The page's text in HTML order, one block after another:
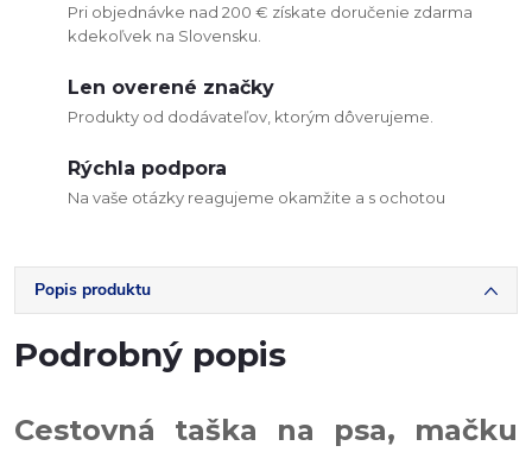
Pri objednávke nad 200 € získate doručenie zdarma
kdekoľvek na Slovensku.
Len overené značky
Produkty od dodávateľov, ktorým dôverujeme.
Rýchla podpora
Na vaše otázky reagujeme okamžite a s ochotou
Popis produktu
Podrobný popis
Cestovná taška na psa, mačku